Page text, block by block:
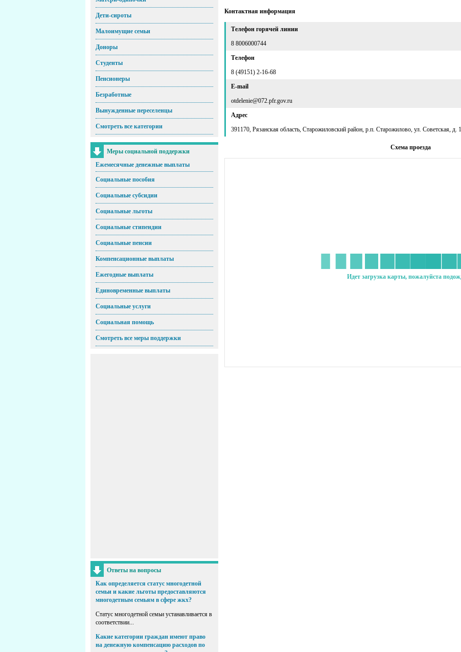
Дети-сироты
Малоимущие семьи
Доноры
Студенты
Пенсионеры
Безработные
Вынужденные переселенцы
Смотреть все категории
Меры социальной поддержки
Ежемесячные денежные выплаты
Социальные пособия
Социальные субсидии
Социальные льготы
Социальные стипендии
Социальные пенсии
Компенсационные выплаты
Ежегодные выплаты
Единовременные выплаты
Социальные услуги
Социальная помощь
Смотреть все меры поддержки
Ответы на вопросы
Как определяется статус многодетной
семьи и какие льготы предоставляются
многодетным семьям в сфере жкх?
Статус многодетной семьи устанавливается в
соответствии...
Какие категории граждан имеют право
на денежную компенсацию расходов по
Контактная информация
Телефон горячей линии
8 8006000744
Телефон
8 (49151) 2-16-68
E-mail
otdelenie@072.pfr.gov.ru
Адрес
391170, Рязанская область, Старожиловский район, р.п. Старожилово, ул. Советская, д. 1
Схема проезда